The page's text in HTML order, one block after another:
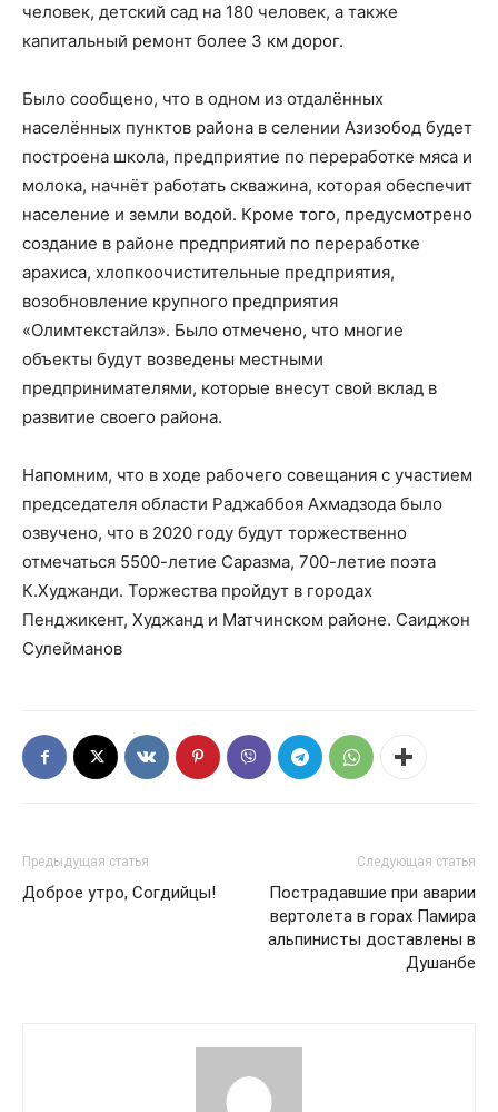
человек, детский сад на 180 человек, а также
капитальный ремонт более 3 км дорог.
Было сообщено, что в одном из отдалённых
населённых пунктов района в селении Азизобод будет
построена школа, предприятие по переработке мяса и
молока, начнёт работать скважина, которая обеспечит
население и земли водой. Кроме того, предусмотрено
создание в районе предприятий по переработке
арахиса, хлопкоочистительные предприятия,
возобновление крупного предприятия
«Олимтекстайлз». Было отмечено, что многие
объекты будут возведены местными
предпринимателями, которые внесут свой вклад в
развитие своего района.
Напомним, что в ходе рабочего совещания с участием
председателя области Раджаббоя Ахмадзода было
озвучено, что в 2020 году будут торжественно
отмечаться 5500-летие Саразма, 700-летие поэта
К.Худжанди. Торжества пройдут в городах
Пенджикент, Худжанд и Матчинском районе. Саиджон
Сулейманов
Предыдущая статья
Доброе утро, Согдийцы!
Следующая статья
Пострадавшие при аварии
вертолета в горах Памира
альпинисты доставлены в
Душанбе